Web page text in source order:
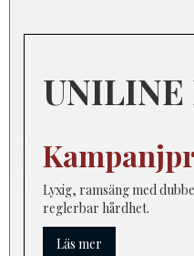
UNILINE
Lyxig, ramsäng med
reglerbar hårdhet.
Läs mer